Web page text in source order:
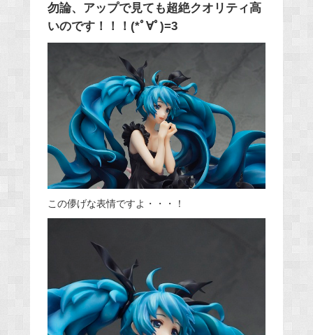
勿論、アップで見ても超絶クオリティ高
いのです！！！(*ﾟ∀ﾟ)=3
この儚げな表情ですよ・・・！